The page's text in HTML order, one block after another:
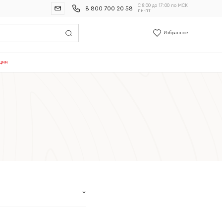
8 800 700 20 58
С 8:00 до 17:00 по МСК
пн-пт
Избранное